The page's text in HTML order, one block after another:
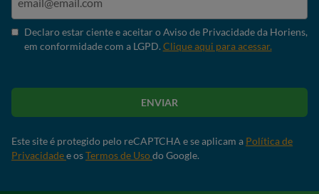
Declaro estar ciente e aceitar o Aviso de Privacidade da Horiens,
em conformidade com a LGPD. Clique aqui para acessar.
ENVIAR
Este site é protegido pelo reCAPTCHA e se aplicam a Política de
Privacidadee osTermos de Usodo Google.